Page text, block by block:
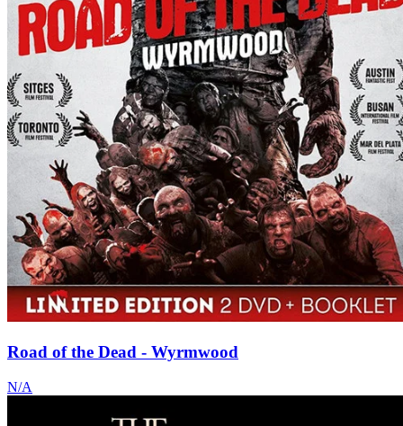
Road of the Dead - Wyrmwood
N/A